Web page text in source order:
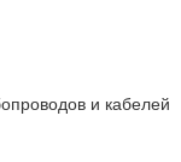
и кабелей